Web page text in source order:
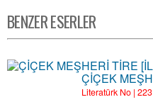
BENZER ESERLER
ÇİÇEK
Literatürk No |